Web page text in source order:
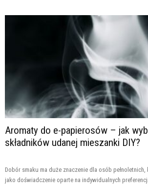
Aromaty do e-papierosów – jak
składników udanej mieszanki DIY?
Dobór smaku ma duże znaczenie dla osób
jako doświadczenie oparte na indywidualnych